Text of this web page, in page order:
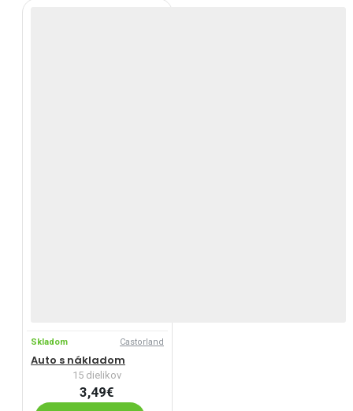
Skladom Castorland
Auto s nákladom
15 dielikov
3,49€